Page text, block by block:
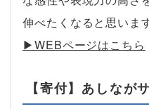
伸べたくなると思います
▶︎WEBページはこちら
【寄付】あしなが